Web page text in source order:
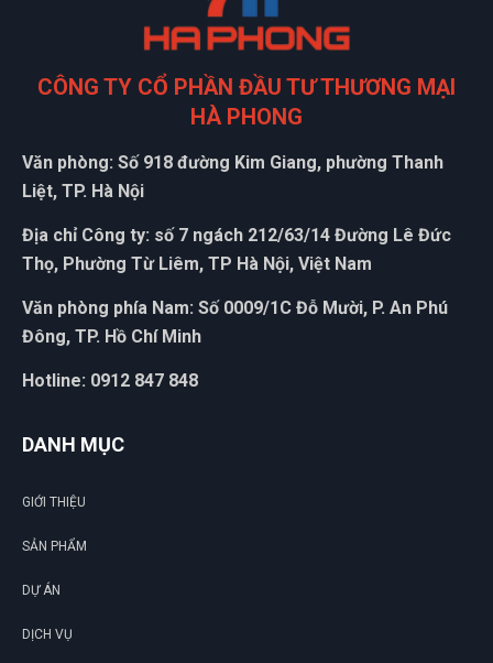
CÔNG TY CỔ PHẦN ĐẦU TƯ THƯƠNG MẠI
HÀ PHONG
Văn phòng: Số 918 đường Kim Giang, phường Thanh
Liệt, TP. Hà Nội
Địa chỉ Công ty: số 7 ngách 212/63/14 Đường Lê Đức
Thọ, Phường Từ Liêm, TP Hà Nội, Việt Nam
Văn phòng phía Nam: Số 0009/1C Đỗ Mười, P. An Phú
Đông, TP. Hồ Chí Minh
Hotline: 0912 847 848
DANH MỤC
GIỚI THIỆU
SẢN PHẨM
DỰ ÁN
DỊCH VỤ